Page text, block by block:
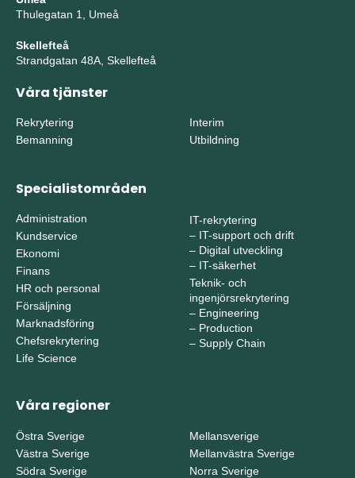
Thulegatan 1, Umeå
Skellefteå
Strandgatan 48A, Skellefteå
Våra tjänster
Rekrytering
Bemanning
Interim
Utbildning
Specialistområden
Administration
Kundservice
Ekonomi
Finans
HR och personal
Försäljning
Marknadsföring
Chefsrekrytering
Life Science
IT-rekrytering
– IT-support och drift
– Digital utveckling
– IT-säkerhet
Teknik- och
ingenjörsrekrytering
– Engineering
– Production
– Supply Chain
Våra regioner
Östra Sverige
Västra Sverige
Södra Sverige
Mellansverige
Mellanvästra Sverige
Norra Sverige